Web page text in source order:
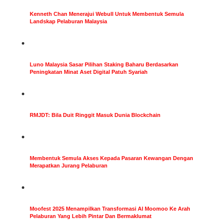
Kenneth Chan Menerajui Webull Untuk Membentuk Semula
Landskap Pelaburan Malaysia
Luno Malaysia Sasar Pilihan Staking Baharu Berdasarkan
Peningkatan Minat Aset Digital Patuh Syariah
RMJDT: Bila Duit Ringgit Masuk Dunia Blockchain
Membentuk Semula Akses Kepada Pasaran Kewangan Dengan
Merapatkan Jurang Pelaburan
Moofest 2025 Menampilkan Transformasi AI Moomoo Ke Arah
Pelaburan Yang Lebih Pintar Dan Bermaklumat